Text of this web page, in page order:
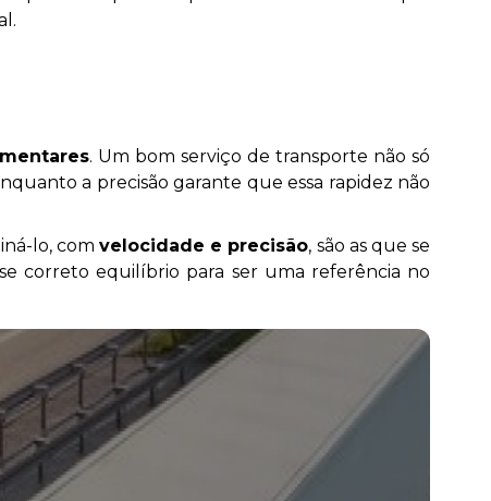
. Um bom serviço de transporte não só
a precisão garante que essa rapidez não
lo, comvelocidade e precisão, são as que se
correto equilíbrio para ser uma referência no